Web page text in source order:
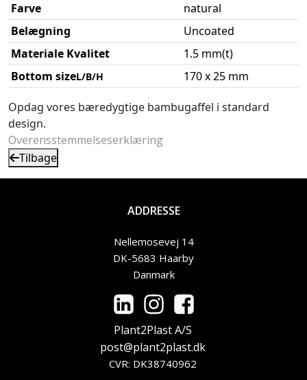
Farve
natural
Belægning
Uncoated
Materiale Kvalitet
1.5 mm(t)
Bottom sizeL/B/H 170 x 25 mm
Opdag vores bæredygtige bambugaffel i standard
design.
Overensstemmelseserklæring
Tilbage
ADDRESSE
Nellemosevej 14
DK-5683 Haarby
Danmark
Plant2Plast A/S
post@plant2plast.dk
CVR: DK38740962